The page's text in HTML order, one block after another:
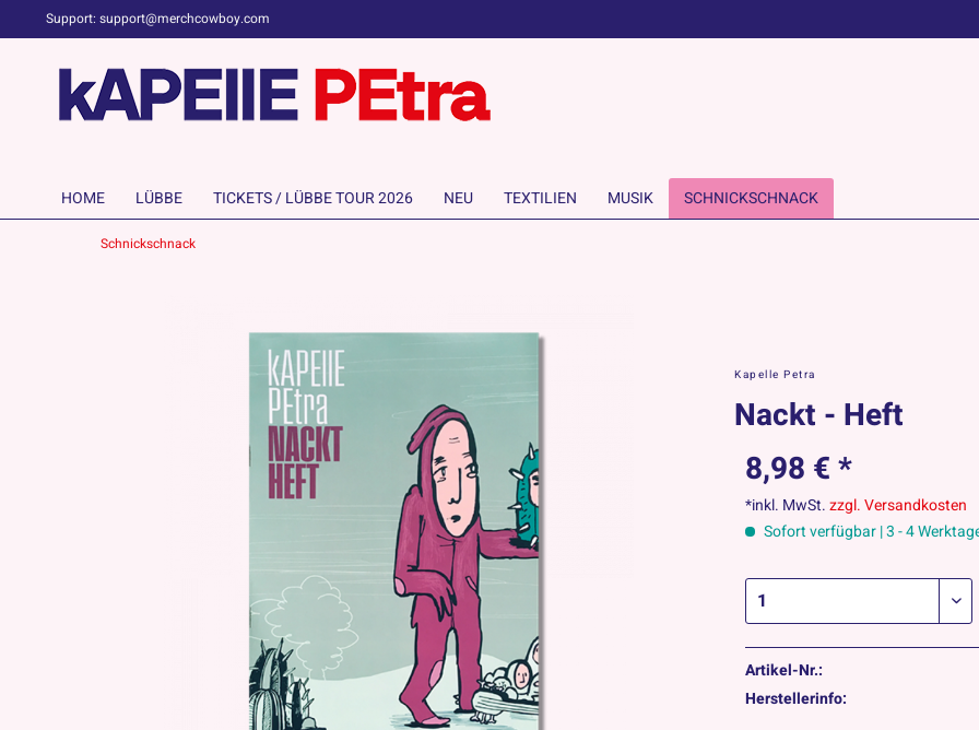
Support: support@merchcowboy.com
HOME LÜBBE TICKETS / LÜBBE TOUR 2026 NEU TEXTILIEN MUSIK SCHNICKSCHNACK
Schnickschnack
Kapelle Petra
Nackt - Heft
8,98 € *
*inkl. MwSt.zzgl. Versandkosten
Sofort verfügbar | 3 - 4
Artikel-Nr.:
Herstellerinfo: